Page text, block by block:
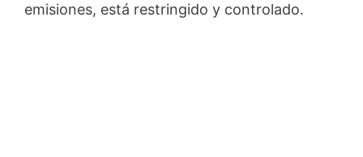
emisiones, está restringido y controlado.